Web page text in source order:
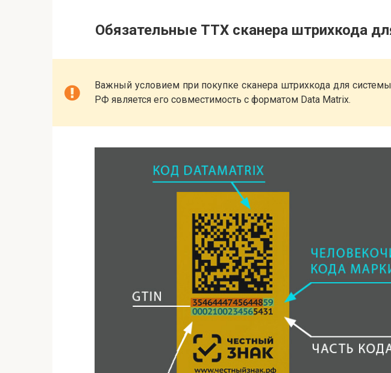
Обязательные ТТХ сканера штрихкода
Важный условием при покупке сканера штрихкода для
РФ является его совместимость с форматом Data Matrix.